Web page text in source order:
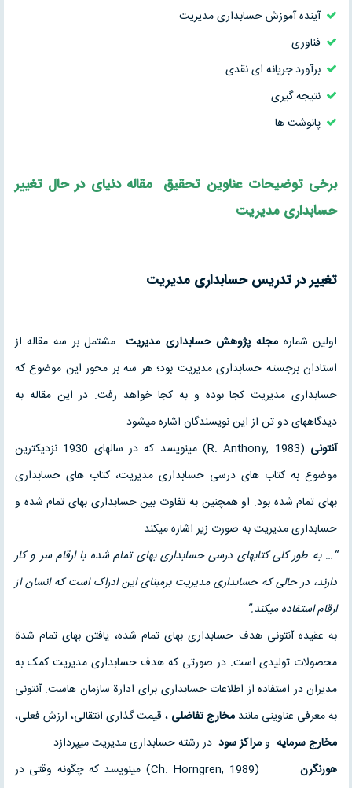
آینده آموزش حسابداری مدیریت
فناوری
برآورد جریانه ای نقدی
نتیجه‏ گیری
پانوشت ها
برخی توضیحات عناوین تحقیق مقاله دنیای در حال تغییر
حسابداری مدیریت
تغییر درتدریس حسابداری مدیریت
اولین شماره مجله پژوهش حسابداری مدیریتمشتمل بر سه مقاله از
استادان برجسته حسابداری مدیریت بود؛ هر سه بر محور این موضوع که
حسابداری مدیریت کجا بوده و به کجا خواهد رفت. در این مقاله به
دیدگاههای دو تن از این نویسندگان اشاره می‏شود.
آنتونی
(R. Anthony, 1983) می‏نویسد که در سالهای 1930 نزدیکترین
موضوع به کتاب های درسی حسابداری مدیریت، کتاب های حسابداری
بهای تمام شده بود. او همچنین به تفاوت بین حسابداری بهای تمام شده و
حسابداری مدیریت به صورت زیر اشاره می‏کند:
“…به طور کلی کتابهای درسی حسابداری بهای تمام شده با ارقام سر و کار
دارند، در حالی که حسابداری مدیریت برمبنای این ادراک است که انسان از
ارقام استفاده می‏کند.”
به عقیده آنتونی هدف حسابداری بهای تمام شده، یافتن بهای تمام شدة
محصولات تولیدی است. در صورتی که هدف حسابداری مدیریت کمک به
مدیران در استفاده از اطلاعات حسابداری برای ادارة سازمان هاست. آنتونی
به معرفی عناوینی مانند مخارج تفاضلی ، قیمت گذاری انتقالی، ارزش فعلی،
مخارج سرمایهو مراکزسوددر رشته حسابداری مدیریت می‏پردازد.
هورن‏گرن
(Ch. Horngren, 1989) می‏نویسد که چگونه وقتی در